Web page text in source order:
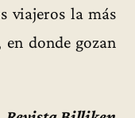
viajeros la más
donde gozan